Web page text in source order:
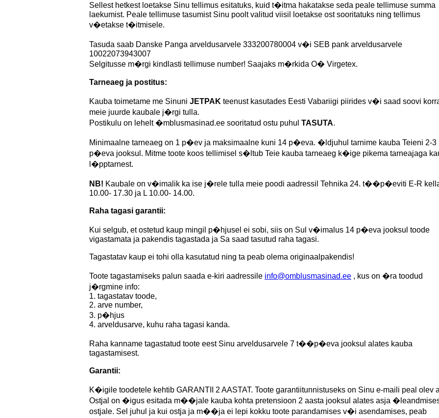
Sellest hetkest loetakse Sinu tellimus esitatuks, kuid t�itma hakatakse seda peale tellimuse summa
laekumist. Peale tellimuse tasumist Sinu poolt valitud viisil loetakse ost sooritatuks ning tellimus
v�etakse t�itmisele.
Tasuda saab Danske Panga arveldusarvele 333200780004 v�i SEB pank arveldusarvele
10022073943007
Selgitusse m�rgi kindlasti tellimuse number! Saajaks m�rkida O� Virgetex.
Tarneaeg ja postitus:
Kauba toimetame me Sinuni JETPAK teenust kasutades Eesti Vabariigi piirides v�i saad soovi
meie juurde kaubale j�rgi tulla.
Postikulu on lehelt �mblusmasinad.ee sooritatud ostu puhul TASUTA.
Minimaalne tarneaeg on 1 p�ev ja maksimaalne kuni 14 p�eva. �ldjuhul tarnime kauba Teieni 2-3
p�eva jooksul. Mitme toote koos tellimisel s�ltub Teie kauba tarneaeg k�ige pikema tarneajaga
l�pptarnest.
NB! Kaubale on v�imalik ka ise j�rele tulla meie poodi aadressil Tehnika 24. t��p�eviti E-R
10.00- 17.30 ja L 10.00- 14.00.
Raha tagasi garantii:
Kui selgub, et ostetud kaup mingil p�hjusel ei sobi, siis on Sul v�imalus 14 p�eva jooksul toode
vigastamata ja pakendis tagastada ja Sa saad tasutud raha tagasi.
Tagastatav kaup ei tohi olla kasutatud ning ta peab olema originaalpakendis!
Toote tagastamiseks palun saada e-kiri aadressile info@omblusmasinad.ee , kus on �ra toodud
j�rgmine info:
1. tagastatav toode,
2. arve number,
3. p�hjus
4. arveldusarve, kuhu raha tagasi kanda.
Raha kanname tagastatud toote eest Sinu arveldusarvele 7 t��p�eva jooksul alates kauba
tagastamisest.
Garantii:
K�igile toodetele kehtib GARANTII 2 AASTAT. Toote garantiitunnistuseks on Sinu e-maili peal olev
Ostjal on �igus esitada m��jale kauba kohta pretensioon 2 aasta jooksul alates asja
ostjale. Sel juhul ja kui ostja ja m��ja ei lepi kokku toote parandamises v�i asendamises, peab